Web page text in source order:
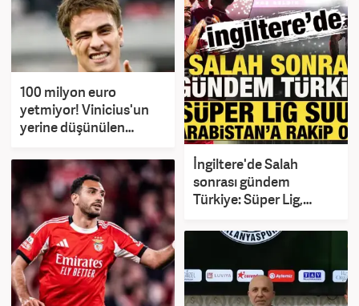
100 milyon euro
yetmiyor! Vinicius'un
yerine düşünülen
talep
İngiltere'de Salah
sonrası gündem
Türkiye: Süper Lig,
oldu!